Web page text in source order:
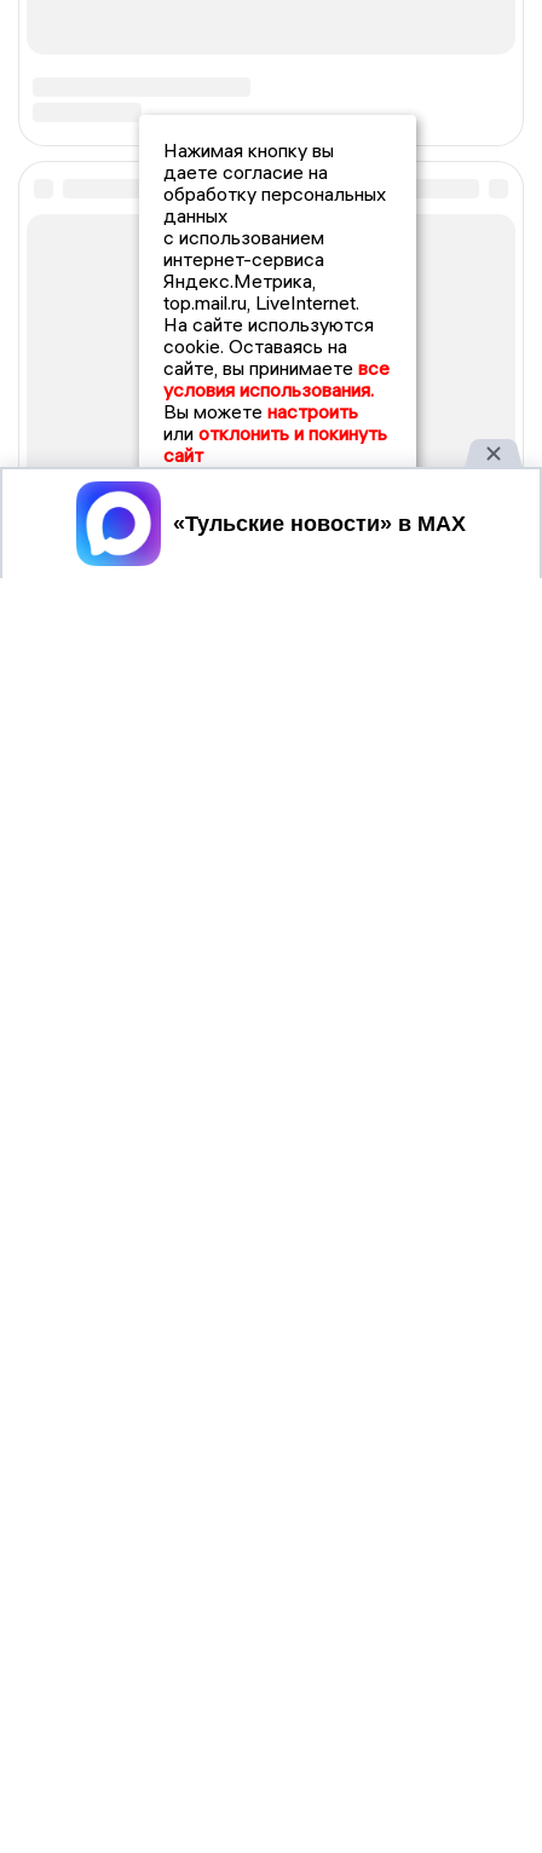
Нажимая кнопку вы
даете согласие на
обработку персональных
данных
с использованием
интернет-сервиса
Яндекс.Метрика,
top.mail.ru, LiveInternet.
На сайте используются
cookie. Оставаясь на
сайте, вы принимаете все
условия использования.
Вы можете настроить
или отклонить и покинуть
сайт
Принять